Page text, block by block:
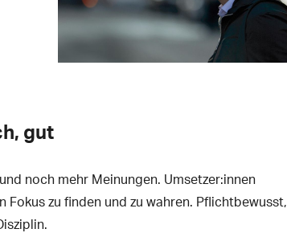
gut
noch mehr Meinungen. Umsetzer:innen
Fokus zu finden und zu wahren. Pflichtbewusst,